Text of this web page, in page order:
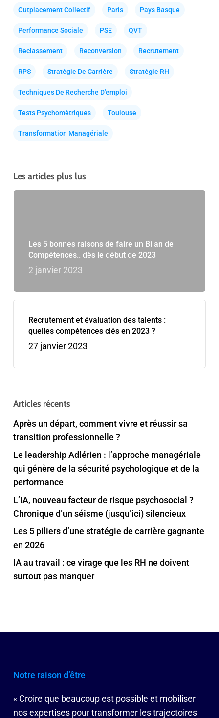
Outplacement Collectif Paris Pays Basque
Performance Sociale PSE QVT
Reclassement Reconversion Recrutement
RPS Stratégie De Carrière Stratégie RH
Techniques De Recherche D'emploi
Tests Psychométriques Toulouse
Transformation Managériale
Les articles plus lus
Les 5 bonnes raisons de faire un Bilan de
Compétences.. dès le début de 2023
2 janvier 2023
Recrutement et évaluation des talents :
quelles compétences clés en 2023 ?
27 janvier 2023
Articles récents
Après un départ, comment vivre et réussir sa
transition professionnelle ?
Le leadership Adlérien : l’approche managériale
qui génère de la sécurité psychologique et de la
performance
L’IA, nouveau facteur de risque psychosocial ?
Chronique d’un séisme (jusqu’ici) silencieux
Les 5 piliers d’une stratégie de carrière gagnante
en 2026
IA au travail : ce virage que les RH ne doivent
surtout pas manquer
Notre raison d’être
« Croire que beaucoup est possible et mobiliser
nos expertises pour transformer les trajectoires